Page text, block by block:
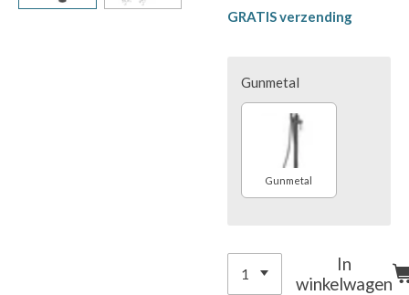
GRATIS verzending
Gunmetal
Gunmetal
In
winkelwagen